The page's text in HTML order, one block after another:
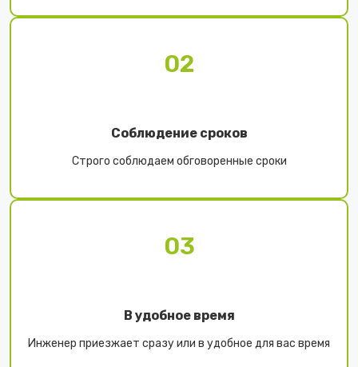
02
Соблюдение сроков
Строго соблюдаем обговоренные сроки
03
В удобное время
Инженер приезжает сразу или в удобное для вас время